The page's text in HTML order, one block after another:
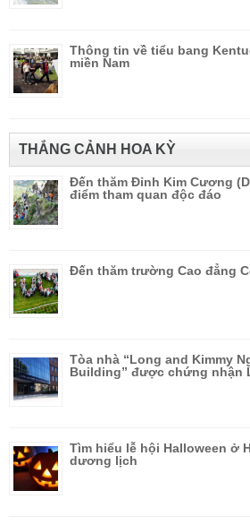
Thông tin về tiểu bang
miền Nam
THẮNG CẢNH HOA KỲ
Đến thăm Đỉnh Kim Cương
điểm tham quan độc đáo
Đến thăm trường Cao đẳng
Tòa nhà “Long and Kimmy
Building” được chứng nhận
Tìm hiểu lễ hội Halloween ở
dương lịch